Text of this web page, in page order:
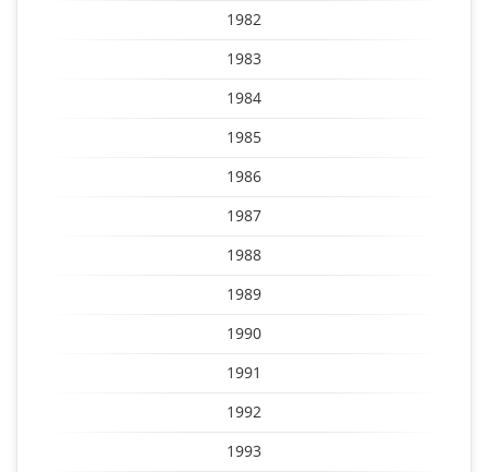
1982
1983
1984
1985
1986
1987
1988
1989
1990
1991
1992
1993